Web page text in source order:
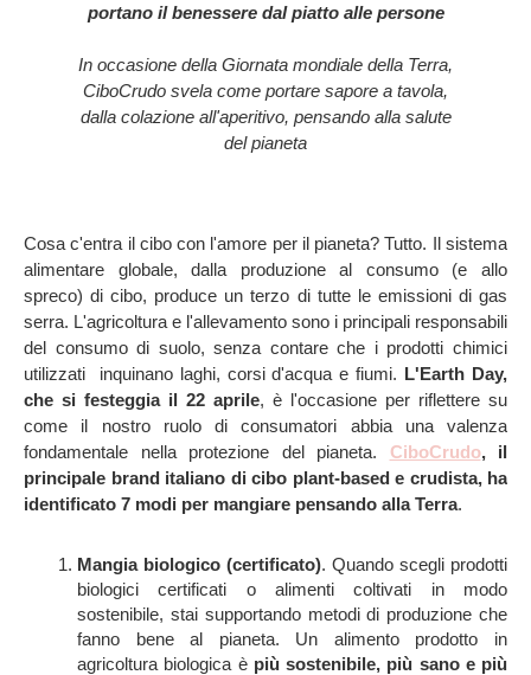
portano il benessere dal piatto alle persone
In occasione della Giornata mondiale della Terra,
CiboCrudo svela come portare sapore a tavola,
dalla colazione all'aperitivo, pensando alla salute
del pianeta
Cosa c'entra il cibo con l'amore per il pianeta? Tutto. Il sistema
alimentare globale, dalla produzione al consumo (e allo
spreco) di cibo, produce un terzo di tutte le emissioni di gas
serra. L'agricoltura e l'allevamento sono i principali responsabili
del consumo di suolo, senza contare che i prodotti chimici
utilizzati inquinano laghi, corsi d'acqua e fiumi. L'Earth Day,
che si festeggia il 22 aprile, è l'occasione per riflettere su
come il nostro ruolo di consumatori abbia una valenza
fondamentale nella protezione del pianeta. CiboCrudo, il
principale brand italiano di cibo plant-based e crudista, ha
identificato 7 modi per mangiare pensando alla Terra.
Mangia biologico (certificato). Quando scegli prodotti
biologici certificati o alimenti coltivati in modo
sostenibile, stai supportando metodi di produzione che
fanno bene al pianeta. Un alimento prodotto in
agricoltura biologica è più sostenibile, più sano e più